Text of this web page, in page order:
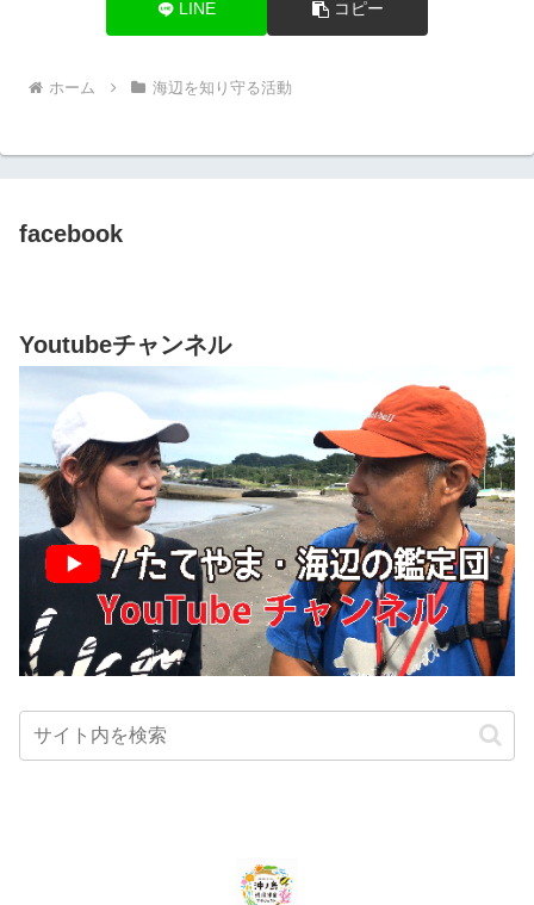
LINE コピー
ホーム 海辺を知り守る活動
facebook
Youtubeチャンネル